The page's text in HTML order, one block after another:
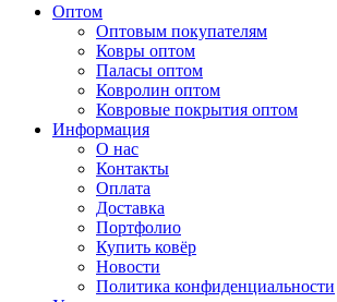
Оптом
Оптовым покупателям
Ковры оптом
Паласы оптом
Ковролин оптом
Ковровые покрытия оптом
Информация
О нас
Контакты
Оплата
Доставка
Портфолио
Купить ковёр
Новости
Политика конфиденциальности